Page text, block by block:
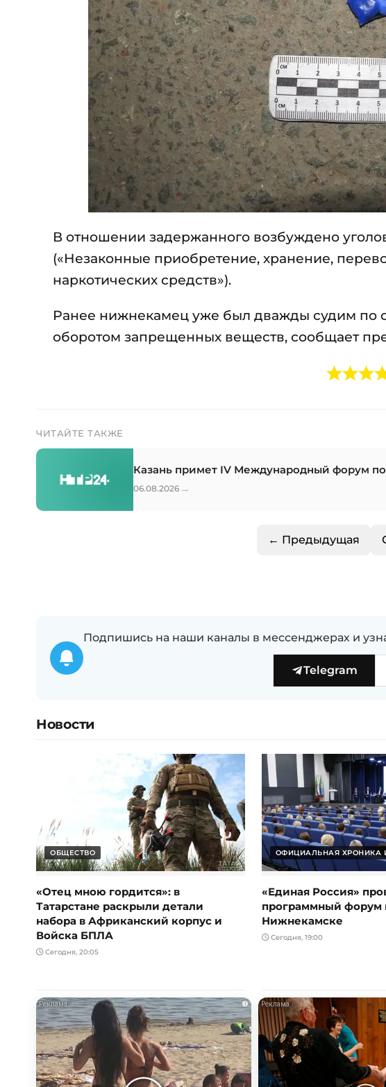
В отношении задержанного возбуждено
(«Незаконные приобретение, хранение,
наркотических средств»).
Ранее нижнекамец уже был дважды судим по
оборотом запрещенных веществ, сообщает
ЧИТАЙТЕ ТАКЖЕ
Казань примет IV Международный форум по
06.08.2026 →
← Предыдущая
Подпишись на наши каналы в мессенджерах и
Telegram
Новости
ОБЩЕСТВО
«Отец мною гордится»: в
Татарстане раскрыли детали
набора в Африканский корпус и
Войска БПЛА
Сегодня, 20:05
ОФИЦИАЛЬНАЯ ХРОНИКА
«Единая Россия»
программный форум
Нижнекамске
Сегодня, 19:00
i